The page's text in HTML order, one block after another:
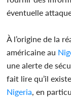
éventuelle
À l’origine de la
américaine au
une alerte de
fait lire qu’il
Nigeria , en